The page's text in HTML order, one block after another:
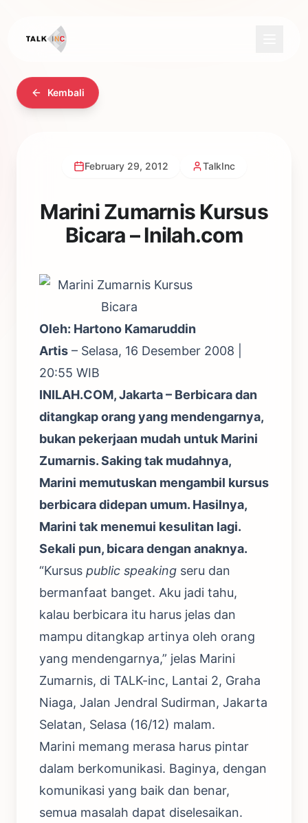
Kembali
February 29, 2012 TalkInc
Marini Zumarnis Kursus
Bicara – Inilah.com
Oleh: Hartono Kamaruddin
Artis – Selasa, 16 Desember 2008 |
20:55 WIB
INILAH.COM, Jakarta – Berbicara dan
ditangkap orang yang mendengarnya,
bukan pekerjaan mudah untuk Marini
Zumarnis. Saking tak mudahnya,
Marini memutuskan mengambil kursus
berbicara didepan umum. Hasilnya,
Marini tak menemui kesulitan lagi.
Sekali pun, bicara dengan anaknya.
“Kursus public speaking seru dan
bermanfaat banget. Aku jadi tahu,
kalau berbicara itu harus jelas dan
mampu ditangkap artinya oleh orang
yang mendengarnya,” jelas Marini
Zumarnis, di TALK-inc, Lantai 2, Graha
Niaga, Jalan Jendral Sudirman, Jakarta
Selatan, Selasa (16/12) malam.
Marini memang merasa harus pintar
dalam berkomunikasi. Baginya, dengan
komunikasi yang baik dan benar,
semua masalah dapat diselesaikan.